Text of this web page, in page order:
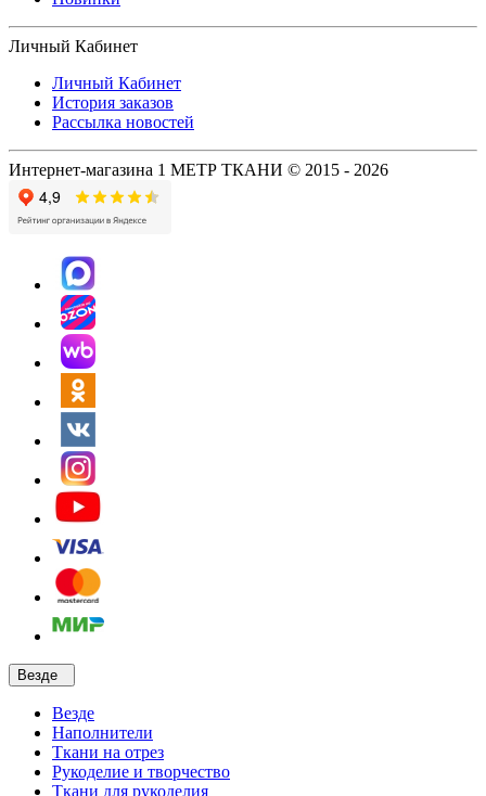
Личный Кабинет
Личный Кабинет
История заказов
Рассылка новостей
Интернет-магазина 1 МЕТР ТКАНИ © 2015 - 2026
Везде
Везде
Наполнители
Ткани на отрез
Рукоделие и творчество
Ткани для рукоделия